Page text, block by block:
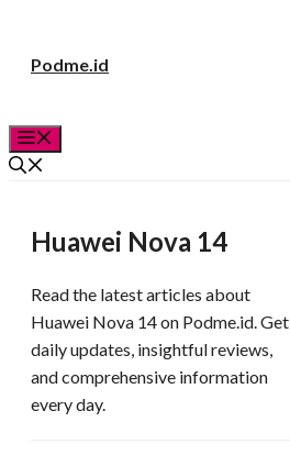
Podme.id
Huawei Nova 14
Read the latest articles about
Huawei Nova 14 on Podme.id. Get
daily updates, insightful reviews,
and comprehensive information
every day.